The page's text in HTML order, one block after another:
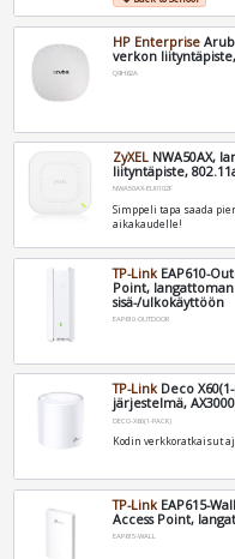
HP Enterprise
verkon
Q9H62A
ZyXEL NWA50AX,
liityntäpiste,
NWA50AX-EU0102F
Simppeli tapa saada
aikakaudelle!
TP-Link EAP610-
Point,
sisä-/ulkokäyttöön
EAP610-OUTDOOR
TP-LinkDeco
järjestelmä,
DECO-X60(1-PACK)
Kodin verkkoratkaisut
TP-LinkEAP615-
Access Point,
EAP615-WALL